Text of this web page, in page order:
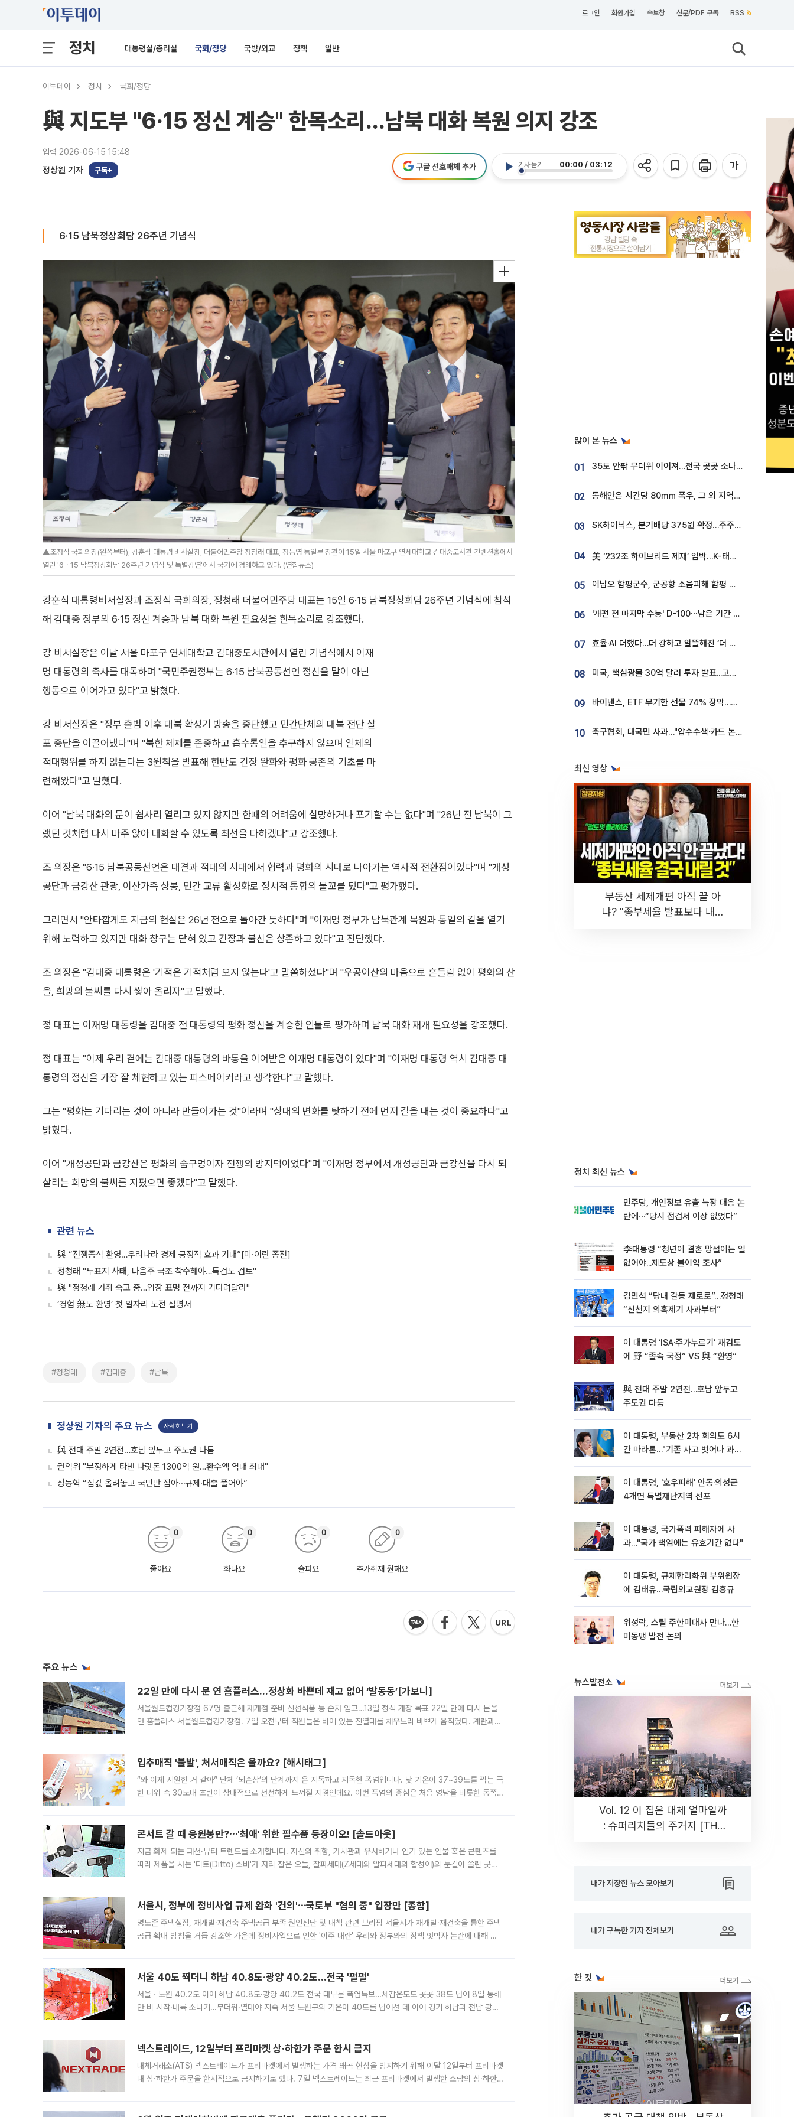
로그인 회원가입 속보창 신문/PDF 구독 RSS
정치 대통령실/총리실 국회/정당 국방/외교 정책 일반
이투데이 정치 국회/정당
與 지도부 "6·15 정신 계승" 한목소리…남북 대화 복원 의지 강조
입력 2026-06-15 15:48
정상원 기자 구독
기사 듣기 00:00 / 03:12
구글 선호매체 추가
6·15 남북정상회담 26주년 기념식
▲조정식 국회의장(왼쪽부터), 강훈식 대통령 비서실장, 더불어민주당 정청래 대표, 정동영 통일부 장관이 15일 서울 마포구 연세대학교 김대중도서관 컨벤션홀에서
열린 '6ㆍ15 남북정상회담 26주년 기념식 및 특별강연'에서 국기에 경례하고 있다. (연합뉴스)
강훈식 대통령비서실장과 조정식 국회의장, 정청래 더불어민주당 대표는 15일 6·15 남북정상회담 26주년 기념식에 참석
해 김대중 정부의 6·15 정신 계승과 남북 대화 복원 필요성을 한목소리로 강조했다.
강 비서실장은 이날 서울 마포구 연세대학교 김대중도서관에서 열린 기념식에서 이재
명 대통령의 축사를 대독하며 "국민주권정부는 6·15 남북공동선언 정신을 말이 아닌
행동으로 이어가고 있다"고 밝혔다.
강 비서실장은 "정부 출범 이후 대북 확성기 방송을 중단했고 민간단체의 대북 전단 살
포 중단을 이끌어냈다"며 "북한 체제를 존중하고 흡수통일을 추구하지 않으며 일체의
적대행위를 하지 않는다는 3원칙을 발표해 한반도 긴장 완화와 평화 공존의 기초를 마
련해왔다"고 말했다.
이어 "남북 대화의 문이 쉽사리 열리고 있지 않지만 한때의 어려움에 실망하거나 포기할 수는 없다"며 "26년 전 남북이 그
랬던 것처럼 다시 마주 앉아 대화할 수 있도록 최선을 다하겠다"고 강조했다.
조 의장은 "6·15 남북공동선언은 대결과 적대의 시대에서 협력과 평화의 시대로 나아가는 역사적 전환점이었다"며 "개성
공단과 금강산 관광, 이산가족 상봉, 민간 교류 활성화로 정서적 통합의 물꼬를 텄다"고 평가했다.
그러면서 "안타깝게도 지금의 현실은 26년 전으로 돌아간 듯하다"며 "이재명 정부가 남북관계 복원과 통일의 길을 열기
위해 노력하고 있지만 대화 창구는 닫혀 있고 긴장과 불신은 상존하고 있다"고 진단했다.
조 의장은 "김대중 대통령은 '기적은 기적처럼 오지 않는다'고 말씀하셨다"며 "우공이산의 마음으로 흔들림 없이 평화의 산
을, 희망의 불씨를 다시 쌓아 올리자"고 말했다.
정 대표는 이재명 대통령을 김대중 전 대통령의 평화 정신을 계승한 인물로 평가하며 남북 대화 재개 필요성을 강조했다.
정 대표는 "이제 우리 곁에는 김대중 대통령의 바통을 이어받은 이재명 대통령이 있다"며 "이재명 대통령 역시 김대중 대
통령의 정신을 가장 잘 체현하고 있는 피스메이커라고 생각한다"고 말했다.
그는 "평화는 기다리는 것이 아니라 만들어가는 것"이라며 "상대의 변화를 탓하기 전에 먼저 길을 내는 것이 중요하다"고
밝혔다.
이어 "개성공단과 금강산은 평화의 숨구멍이자 전쟁의 방지턱이었다"며 "이재명 정부에서 개성공단과 금강산을 다시 되
살리는 희망의 불씨를 지폈으면 좋겠다"고 말했다.
관련 뉴스
與 “전쟁종식 환영…우리나라 경제 긍정적 효과 기대”[미·이란 종전]
정청래 "투표지 사태, 다음주 국조 착수해야…특검도 검토"
與 "정청래 거취 숙고 중…입장 표명 전까지 기다려달라"
‘경험 無도 환영’ 첫 일자리 도전 설명서
#정청래 #김대중 #남북
정상원 기자의 주요 뉴스 자세히보기
與 전대 주말 2연전…호남 앞두고 주도권 다툼
권익위 "부정하게 타낸 나랏돈 1300억 원…환수액 역대 최대"
장동혁 “집값 올려놓고 국민만 잡아⋯규제·대출 풀어야”
좋아요
0
화나요
0
슬퍼요
0
추가취재 원해요
0
주요 뉴스
22일 만에 다시 문 연 홈플러스…정상화 바쁜데 재고 없어 ‘발동동’[가보니]
서울월드컵경기장점 67명 출근해 재개점 준비 신선식품 등 순차 입고…13일 정식 개장 목표 22일 만에 다시 문을
연 홈플러스 서울월드컵경기장점. 7일 오전부터 직원들은 비어 있는 진열대를 채우느라 바쁘게 움직였다. 계란과
입추매직 '불발', 처서매직은 올까요? [해시태그]
“와 이제 시원한 거 같아” 단체 ‘뇌손상’의 단계까지 온 지독하고 지독한 폭염입니다. 낮 기온이 37~39도를 찍는 극
한 더위 속 30도대 초반이 상대적으로 선선하게 느껴질 지경인데요. 이번 폭염의 중심은 처음 영남을 비롯한 동쪽
콘서트 갈 때 응원봉만?⋯'최애' 위한 필수품 등장이오! [솔드아웃]
지금 화제 되는 패션·뷰티 트렌드를 소개합니다. 자신의 취향, 가치관과 유사하거나 인기 있는 인물 혹은 콘텐츠를
따라 제품을 사는 '디토(Ditto) 소비'가 자리 잡은 오늘, 잘파세대(Z세대와 알파세대의 합성어)의 눈길이 쏠린 곳은
서울시, 정부에 정비사업 규제 완화 '건의'⋯국토부 "협의 중" 입장만 [종합]
명노준 주택실장, 재개발·재건축 주택공급 부족 원인진단 및 대책 관련 브리핑 서울시가 재개발·재건축을 통한 주택
공급 확대 방침을 거듭 강조한 가운데 정비사업으로 인한 '이주 대란' 우려와 정부와의 정책 엇박자 논란에 대해 정
서울 40도 찍더니 하남 40.8도·광양 40.2도…전국 '펄펄'
서울ㆍ노원 40.2도 이어 하남 40.8도·광양 40.2도 전국 대부분 폭염특보…체감온도도 곳곳 38도 넘어 8일 동해
안 비 시작·내륙 소나기…무더위·열대야 지속 서울 노원구의 기온이 40도를 넘어선 데 이어 경기 하남과 전남 광양
넥스트레이드, 12일부터 프리마켓 상·하한가 주문 한시 금지
대체거래소(ATS) 넥스트레이드가 프리마켓에서 발생하는 가격 왜곡 현상을 방지하기 위해 이달 12일부터 프리마켓
내 상·하한가 주문을 한시적으로 금지하기로 했다. 7일 넥스트레이드는 최근 프리마켓에서 발생한 소량의 상·하한
많이 본 뉴스
01 35도 안팎 무더위 이어져…전국 곳곳 소나기 [오늘 날씨]
02 동해안은 시간당 80㎜ 폭우, 그 외 지역은 폭염…‘극과 극 날씨’
03 SK하이닉스, 분기배당 375원 확정…주주환원책 9월로 앞당겨 발표
04 美 ‘232조 하이브리드 제재’ 임박…K-태양광, 불확실성 털고 날개 다나
05 이남오 함평군수, 군공항 소음피해 함평 보상 요구
06 '개편 전 마지막 수능' D-100⋯남은 기간 성적 올릴 전략은
07 효율·AI 더했다…더 강하고 알뜰해진 ‘더 뉴 그랜저 하이브리드’ [ET의 모빌리티]
08 미국, 핵심광물 30억 달러 투자 발표...고려아연 대미투자 언급
09 바이낸스, ETF 무기한 선물 74% 장악…한국 레버리지 ETF 거래 급증 [e가상자산]
10 축구협회, 대국민 사과…"압수수색·카드 논란 사죄, 강도 높은 쇄신"
최신 영상
부동산 세제개편 아직 끝 아
냐? "종부세율 발표보다 내릴
정치 최신 뉴스
민주당, 개인정보 유출 늑장 대응 논
란에⋯“당시 점검서 이상 없었다”
李대통령 “청년이 결혼 망설이는 일
없어야...제도상 불이익 조사”
김민석 “당내 갈등 제로로”…정청래
“신천지 의혹제기 사과부터”
이 대통령 ‘ISA·주가누르기’ 재검토
에 野 “졸속 국정” VS 與 “환영”
與 전대 주말 2연전…호남 앞두고
주도권 다툼
이 대통령, 부동산 2차 회의도 6시
간 마라톤…"기존 사고 벗어나 과감
이 대통령, '호우피해' 안동·의성군
4개면 특별재난지역 선포
이 대통령, 국가폭력 피해자에 사
과…"국가 책임에는 유효기간 없다"
이 대통령, 규제합리화위 부위원장
에 김태유…국립외교원장 김흥규
위성락, 스틸 주한미대사 만나…한
미동맹 발전 논의
뉴스발전소
Vol. 12 이 집은 대체 얼마일까
: 슈퍼리치들의 주거지 [THE
내가 저장한 뉴스 모아보기
내가 구독한 기자 전체보기
한 컷